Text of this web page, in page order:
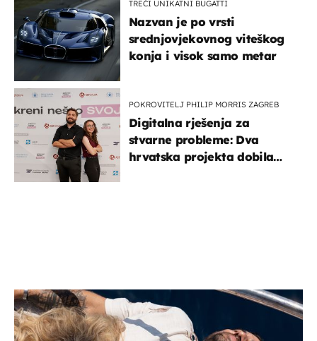
TREĆI UNIKATNI BUGATTI
Nazvan je po vrsti
srednjovjekovnog viteškog
konja i visok samo metar
POKROVITELJ PHILIP MORRIS ZAGREB
Digitalna rješenja za
stvarne probleme: Dva
hrvatska projekta dobila